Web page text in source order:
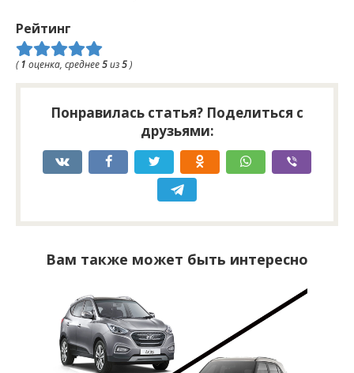
Рейтинг
(1 оценка, среднее5из5)
Понравилась статья? Поделиться с
друзьями:
Вам также может быть интересно